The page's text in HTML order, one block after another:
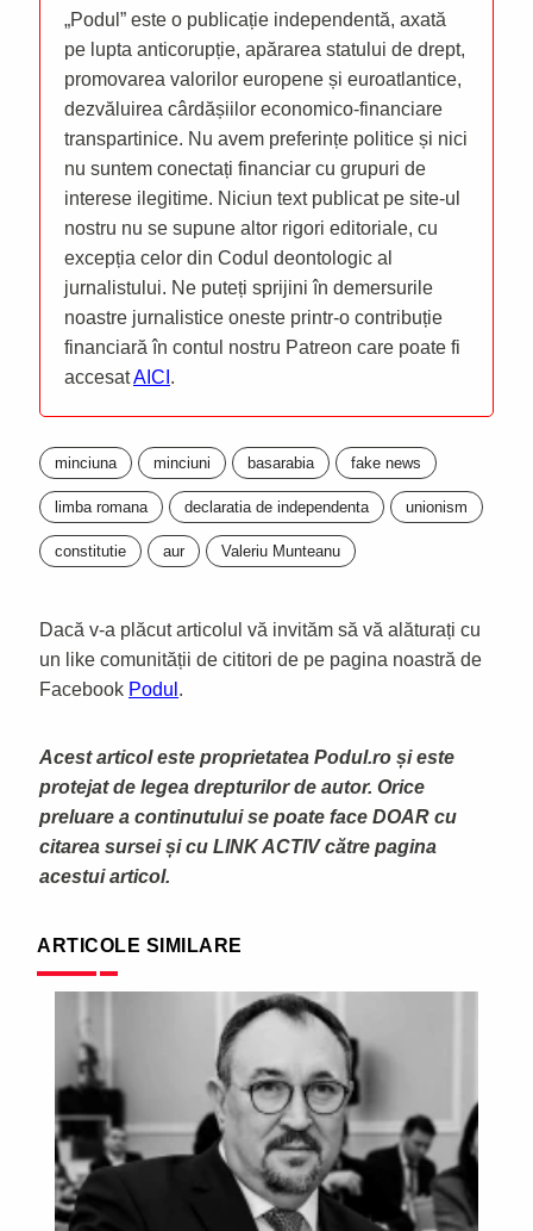
„Podul” este o publicație independentă, axată
pe lupta anticorupție, apărarea statului de drept,
promovarea valorilor europene și euroatlantice,
dezvăluirea cârdășiilor economico-financiare
transpartinice. Nu avem preferințe politice și nici
nu suntem conectați financiar cu grupuri de
interese ilegitime. Niciun text publicat pe site-ul
nostru nu se supune altor rigori editoriale, cu
excepția celor din Codul deontologic al
jurnalistului. Ne puteți sprijini în demersurile
noastre jurnalistice oneste printr-o contribuție
financiară în contul nostru Patreon care poate fi
accesatAICI .
minciuna minciuni basarabia fake news
limba romana declaratia de independenta unionism
constitutie aur Valeriu Munteanu
Dacă v-a plăcut articolul vă invităm să vă alăturați cu
un like comunității de cititori de pe pagina noastră de
Facebook Podul .
Acest articol este proprietatea Podul.ro și este
protejat de legea drepturilor de autor. Orice
preluare a continutului se poate face DOAR cu
citarea sursei și cu LINK ACTIV către pagina
acestui articol.
ARTICOLE SIMILARE